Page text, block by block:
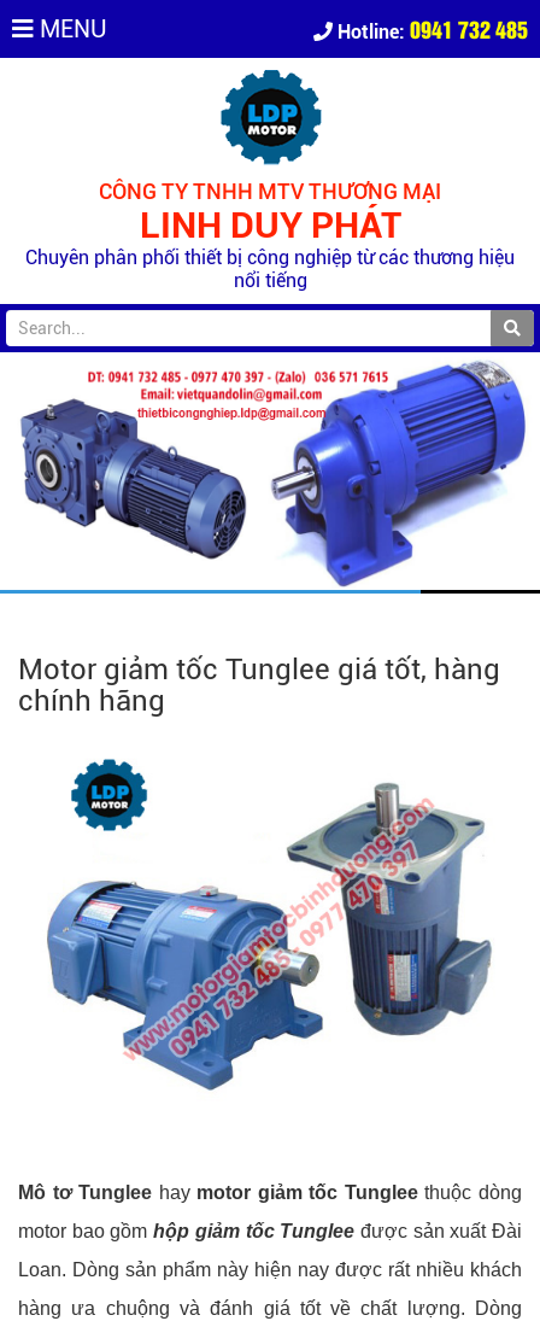
MENU Hotline: 0941 732 485
CÔNG TY TNHH MTV THƯƠNG MẠI
LINH DUY PHÁT
Chuyên phân phối thiết bị công nghiệp từ các thương hiệu
nổi tiếng
Motor giảm tốc Tunglee giá tốt, hàng
chính hãng
Mô tơ Tunglee hay motor giảm tốc Tungleethuộc dòng
motor bao gồmhộp giảm tốc Tunglee được sản xuất Đài
Loan. Dòng sản phẩm này hiện nay được rất nhiều khách
hàng ưa chuộng và đánh giá tốt về chất lượng. Dòng